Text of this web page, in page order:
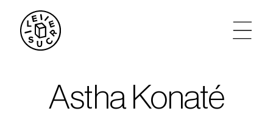
agenda
Astha Konaté